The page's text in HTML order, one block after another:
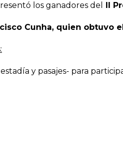
los ganadores del II
Cunha, quien
y pasajes- para